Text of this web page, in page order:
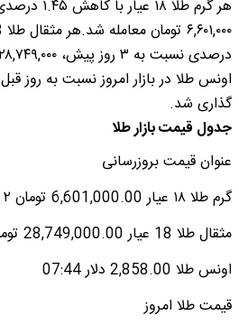
گذاری شد.
جدول قیمت بازار طلا
عنوان قیمت بروزرسانی
گرم طلا ۱۸ عیار 6,601,000.00 تومان ۲ روز پیش
مثقال طلا 18 عیار 28,749,000.00 تومان ۲ روز پیش
اونس طلا 2,858.00 دلار 07:44
قیمت طلا امروز